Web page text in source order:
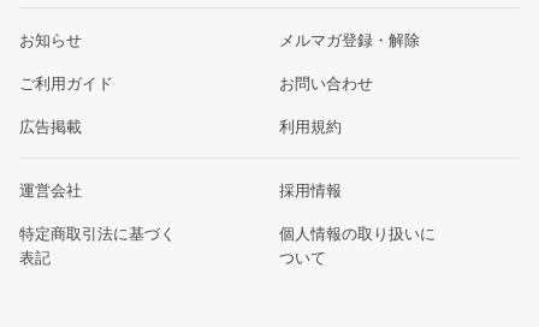
お知らせ メルマガ登録・解除
ご利用ガイド お問い合わせ
広告掲載 利用規約
運営会社 採用情報
特定商取引法に基づく
表記
個人情報の取り扱いに
ついて